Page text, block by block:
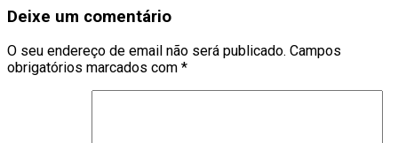
Deixe um comentário
O seu endereço de email não será publicado. Campos
obrigatórios marcados com *